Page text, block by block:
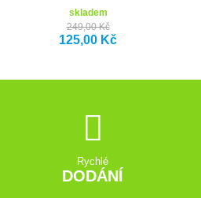
skladem
249,00 Kč
125,00 Kč
Rychlé
DODÁNÍ